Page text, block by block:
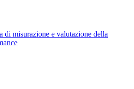
di misurazione e valutazione della